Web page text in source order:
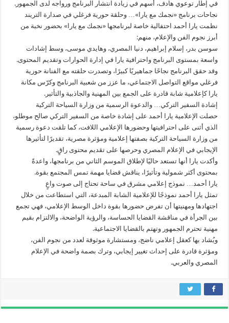
في إطار توعوي هادف، أسهم في زيادة انتشار البرنامج ورواجه لدى الجمهور.
نجاحات برنامج «نجمك مع يارا»… وحلقة حورية فرغلي في صدارة التريند
نظمت يارا أحمد احتفالية خاصة لبرنامجها «نجمك مع يارا» بحضور نخبة من
أبرز نجوم الفن والإعلام، منهم:
سوسن بدر، إسلام إبراهيم، دنيا المصري، وهايدي موسى، وسط إشادات
واسعة بمستوى البرنامج واحترافية يارا في إدارة الحوارات وتقديم المحتوى.
وقد حقق البرنامج نجاحًا جماهيريًا كبيرًا، وتصدرت حلقته مع الفنانة حورية
فرغلي مواقع التواصل الاجتماعي، ما عزز من شعبية البرنامج وكرّس مكانة
يارا كإعلامية شابة قادرة على الجمع بين المهنية والجاذبية والتأثير.
إشادة السفير التركي… والدعوة الرسمية من وزارة السياحة التركية
حصلت الإعلامية يارا أحمد على إشادة خاصة من السفير التركي صالح موطلو،
الذي أثنى على احترافيتها وحضورها الإعلامي اللافت، كما تلقت دعوة رسمية
من وزارة السياحة التركية بصفتها إعلامية ومؤثرة مصرية، تقديرًا لتأثيرها
الإيجابي في الإعلام المصري وحرصها على تقديم محتوى راقٍ.
وأكدت يارا أنها تستعد حاليًا لإطلاق الموسم الثاني من برنامجها، واعدةً
بمحتوى أكثر شمولية وتأثيرًا، يناقش قضايا مهمة تمس المجتمع بقوة.
يارا أحمد… نموذج إعلامي مشرق في ساحة تحتاج إلى صوت واعٍ
تمثل يارا أحمد نموذجًا للإعلامية الشابة المبدعة، التي استطاعت من خلال
اجتهادها ومهنيتها أن تفرض حضورها بقوة داخل الوسط الإعلامي، فهي تجمع
بين الجرأة في مناقشة القضايا الحساسة، والرؤية الواضحة، والالتزام بقيم
مهنية تحترم الجمهور وتهتم بالقضايا الاجتماعية.
ويُشاد بها كعقل إعلامي ناضج، ومستشارة موثوقة لعدد من نجوم الفن،
ومؤثرة قادرة على إحداث تغيير إيجابي، وترك بصمة واضحة في الإعلام
المصري والعربي.